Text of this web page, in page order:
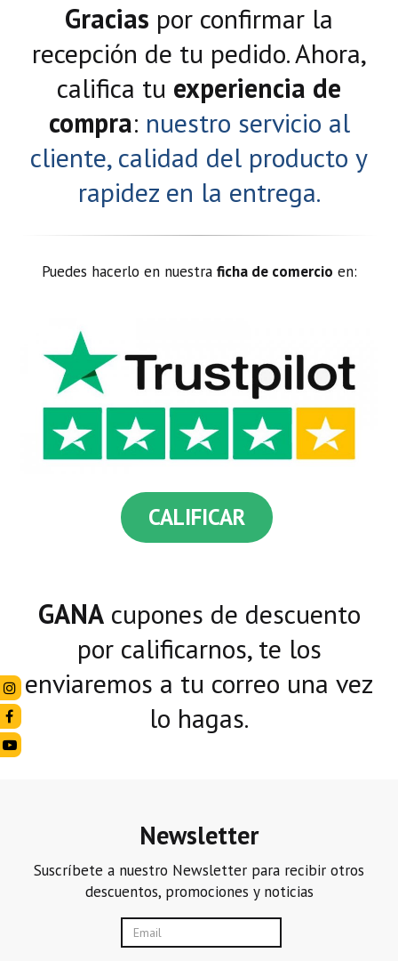
Gracias por confirmar la
recepción de tu pedido. Ahora,
califica tu experiencia de
compra: nuestro servicio al
cliente, calidad del producto y
rapidez en la entrega.
Puedes hacerlo en nuestra ficha de comercio en:
CALIFICAR
GANAcupones de descuento
por calificarnos, te los
enviaremos a tu correo una vez
lo hagas.
Newsletter
Suscríbete a nuestro Newsletter para recibir otros
descuentos, promociones y noticias